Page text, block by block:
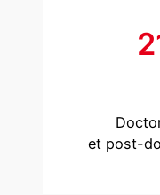
et post-